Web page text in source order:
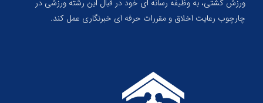
ورزش کشتی، به وظیفه رسانه ای خود در قبال این رشته ورزشی در
چارچوب رعایت اخلاق و مقررات حرفه ای خبرنگاری عمل کند.